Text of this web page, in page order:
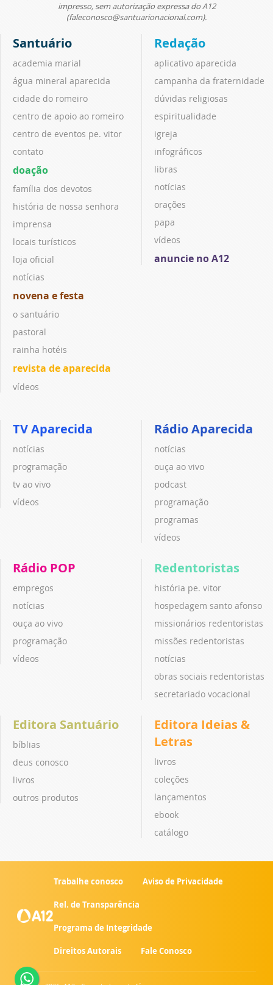
impresso, sem autorização expressa do A12
(faleconosco@santuarionacional.com).
Santuário
academia marial
água mineral aparecida
cidade do romeiro
centro de apoio ao romeiro
centro de eventos pe. vitor
contato
doação
família dos devotos
história de nossa senhora
imprensa
locais turísticos
loja oficial
notícias
novena e festa
o santuário
pastoral
rainha hotéis
revista de aparecida
vídeos
Redação
aplicativo aparecida
campanha da fraternidade
dúvidas religiosas
espiritualidade
igreja
infográficos
libras
notícias
orações
papa
vídeos
anuncie no A12
TV Aparecida
notícias
programação
tv ao vivo
vídeos
Rádio Aparecida
notícias
ouça ao vivo
podcast
programação
programas
vídeos
Rádio POP
empregos
notícias
ouça ao vivo
programação
vídeos
Redentoristas
história pe. vitor
hospedagem santo afonso
missionários redentoristas
missões redentoristas
notícias
obras sociais redentoristas
secretariado vocacional
Editora Santuário
bíblias
deus conosco
livros
outros produtos
Editora Ideias &
Letras
livros
coleções
lançamentos
ebook
catálogo
Trabalhe conosco Aviso de Privacidade
Rel. de Transparência
Programa de Integridade
Direitos Autorais Fale Conosco